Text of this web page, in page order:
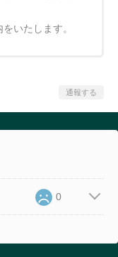
いたします。
通報する
0